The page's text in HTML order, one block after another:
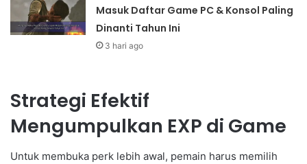
Masuk Daftar Game PC & Konsol Paling
Dinanti Tahun Ini
3 hari ago
Strategi Efektif
Mengumpulkan EXP di Game
Untuk membuka perk lebih awal, pemain harus memilih